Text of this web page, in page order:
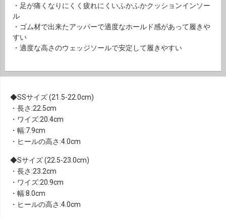
・足が痛くなりにくく疲れにくいふかふかクッションインソー
ル
・ゴム材で出来たアッパーで適度なホールド感があって履きや
すい
・適度な高さのウェッジソールで安定して履きやすい
SSサイズ (21.5-22.0cm)
・長さ:22.5cm
・ワイズ:20.4cm
・幅:7.9cm
・ヒールの高さ:4.0cm
Sサイズ (22.5-23.0cm)
・長さ:23.2cm
・ワイズ:20.9cm
・幅:8.0cm
・ヒールの高さ:4.0cm